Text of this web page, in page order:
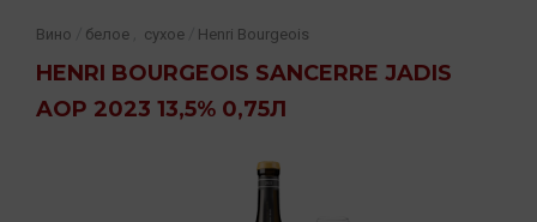
HENRI BOURGEOIS SANCERRE JADIS
AOP 2023 13,5% 0,75Л
Вино белое сухое Henri Bourgeois